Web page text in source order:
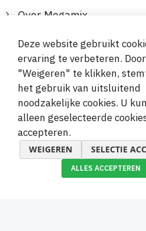
Over Megamix
Informatie
Klantenservice
Veilige en gemakkelijke
Deze website gebruikt
ervaring te verbeteren.
"Weigeren" te klikken,
het gebruik van uitsluitend
noodzakelijke cookies. U
alleen geselecteerde
accepteren.
WEIGEREN SELECTIE
ALLES ACCEPTEREN